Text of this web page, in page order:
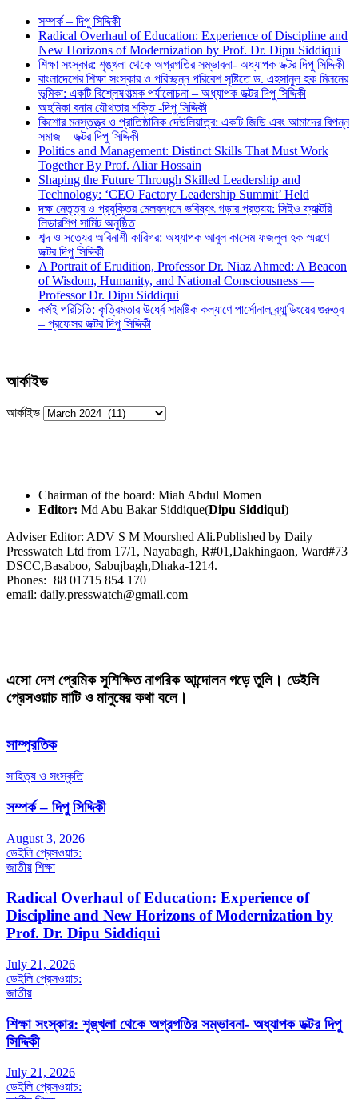
সম্পর্ক – দিপু সিদ্দিকী
Radical Overhaul of Education: Experience of Discipline and
New Horizons of Modernization by Prof. Dr. Dipu Siddiqui
শিক্ষা সংস্কার: শৃঙ্খলা থেকে অগ্রগতির সম্ভাবনা- অধ্যাপক ডক্টর দিপু সিদ্দিকী
বাংলাদেশের শিক্ষা সংস্কার ও পরিচ্ছন্ন পরিবেশ সৃষ্টিতে ড. এহসানুল হক মিলনের
ভূমিকা: একটি বিশ্লেষণাত্মক পর্যালোচনা – অধ্যাপক ডক্টর দিপু সিদ্দিকী
অহমিকা বনাম যৌথতার শক্তি -দিপু সিদ্দিকী
কিশোর মনস্তত্ত্ব ও প্রাতিষ্ঠানিক দেউলিয়াত্ব: একটি জিডি এবং আমাদের বিপন্ন
সমাজ – ডক্টর দিপু সিদ্দিকী
Politics and Management: Distinct Skills That Must Work
Together By Prof. Aliar Hossain
Shaping the Future Through Skilled Leadership and
Technology: ‘CEO Factory Leadership Summit’ Held
দক্ষ নেতৃত্ব ও প্রযুক্তির মেলবন্ধনে ভবিষ্যৎ গড়ার প্রত্যয়: সিইও ফ্যাক্টরি
লিডারশিপ সামিট অনুষ্ঠিত
শব্দ ও সত্যের অবিনাশী কারিগর: অধ্যাপক আবুল কাসেম ফজলুল হক স্মরণে –
ডক্টর দিপু সিদ্দিকী
A Portrait of Erudition, Professor Dr. Niaz Ahmed: A Beacon
of Wisdom, Humanity, and National Consciousness —
Professor Dr. Dipu Siddiqui
কর্মই পরিচিতি: কৃত্রিমতার ঊর্ধ্বে সামষ্টিক কল্যাণে পার্সোনাল ব্র্যান্ডিংয়ের গুরুত্ব
– প্রফেসর ডক্টর দিপু সিদ্দিকী
আর্কাইভ
আর্কাইভ
Chairman of the board: Miah Abdul Momen
Editor: Md Abu Bakar Siddique(Dipu Siddiqui)
Adviser Editor: ADV S M Mourshed Ali.Published by Daily
Presswatch Ltd from 17/1, Nayabagh, R#01,Dakhingaon, Ward#73
DSCC,Basaboo, Sabujbagh,Dhaka-1214.
Phones:+88 01715 854 170
email: daily.presswatch@gmail.com
এসো দেশ প্রেমিক সুশিক্ষিত নাগরিক আন্দোলন গড়ে তুলি। ডেইলি
প্রেসওয়াচ মাটি ও মানুষের কথা বলে।
সাম্প্রতিক
সাহিত্য ও সংস্কৃতি
সম্পর্ক – দিপু সিদ্দিকী
August 3, 2026
ডেইলি প্রেসওয়াচ:
জাতীয় শিক্ষা
Radical Overhaul of Education: Experience of
Discipline and New Horizons of Modernization by
Prof. Dr. Dipu Siddiqui
July 21, 2026
ডেইলি প্রেসওয়াচ:
জাতীয়
শিক্ষা সংস্কার: শৃঙ্খলা থেকে অগ্রগতির সম্ভাবনা- অধ্যাপক ডক্টর দিপু
সিদ্দিকী
July 21, 2026
ডেইলি প্রেসওয়াচ: